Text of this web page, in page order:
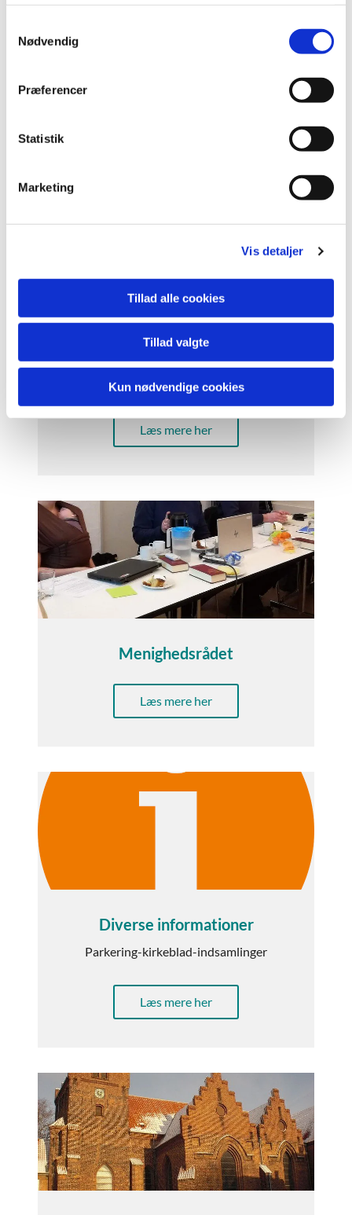
Nødvendig
Præferencer
Statistik
Marketing
Vis detaljer
Tillad alle cookies
Tillad valgte
Kun nødvendige cookies
Kontakt
Læs mere her
Menighedsrådet
Læs mere her
Diverse informationer
Parkering-kirkeblad-indsamlinger
Læs mere her